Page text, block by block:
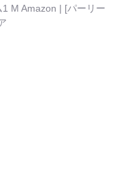
M Amazon | [パーリー